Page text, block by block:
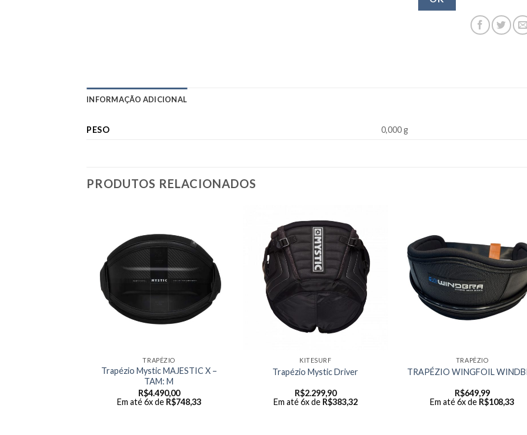
INFORMAÇÃO ADICIONAL
PESO 0,000 g
PRODUTOS RELACIONADOS
TRAPÉZIO
Trapézio Mystic MAJESTIC X –
TAM: M
R$4.490,00
Em até 6x de R$748,33
KITESURF
Trapézio Mystic Driver
R$2.299,90
Em até 6x de R$383,32
TRAPÉZIO
TRAPÉZIO WINGFOIL
R$649,99
Em até 6x de R$108,33